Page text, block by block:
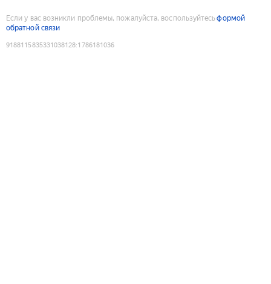
Если у вас возникли проблемы, пожалуйста, воспользуйтесьформой
обратной связи
9188115835331038128:1786181036